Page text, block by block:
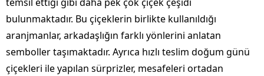
bulunmaktadır. Bu çiçeklerin birlikte kullanıldığı
aranjmanlar, arkadaşlığın farklı yönlerini anlatan
semboller taşımaktadır. Ayrıca hızlı teslim doğum günü
çiçekleri ile yapılan sürprizler, mesafeleri ortadan